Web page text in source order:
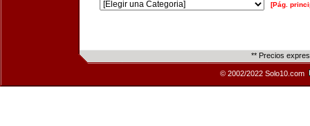
[Pág.
** Precios
© 2002/2022 Solo10.com